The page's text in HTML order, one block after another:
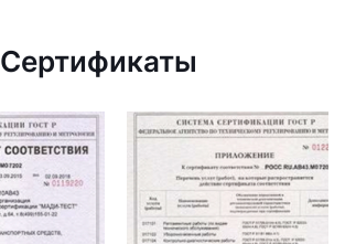
Сертификаты